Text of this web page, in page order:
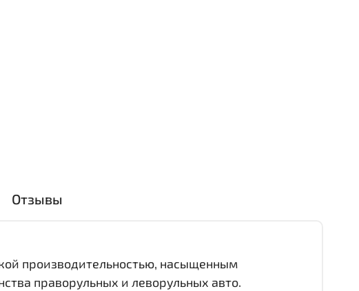
Отзывы
производительностью, насыщенным
праворульных и леворульных авто.